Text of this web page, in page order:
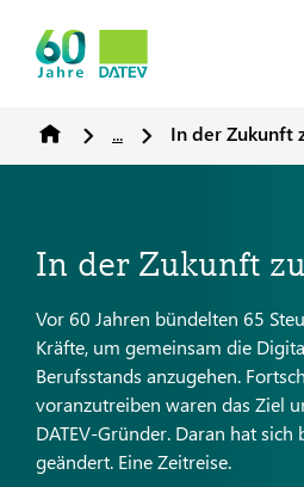
... In der Zukunft
In der Zukunft
Vor 60 Jahren bündelten 65
Kräfte, um gemeinsam die
Berufsstands anzugehen.
voranzutreiben waren das Ziel
DATEV-Gründer. Daran hat sich
geändert. Eine Zeitreise.